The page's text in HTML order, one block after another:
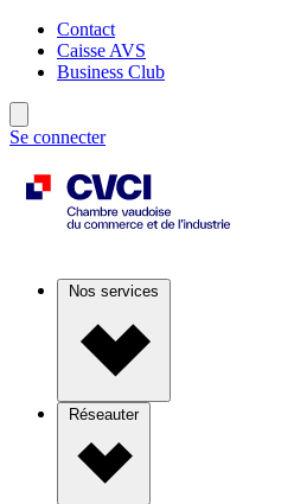
Contact
Caisse AVS
Business Club
Se connecter
Nos services
Réseauter